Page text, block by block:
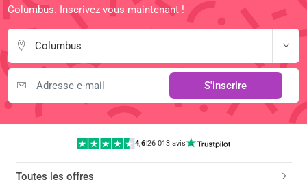
Columbus. Inscrivez-vous maintenant !
Columbus
S'inscrire
4,6 |26 013 avis
Toutes les offres